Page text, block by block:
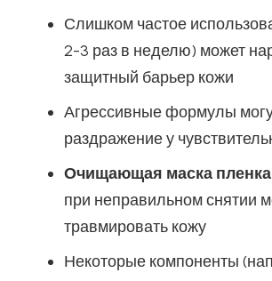
Слишком частое
2-3 раз в неделю) может
защитный барьер кожи
Агрессивные формулы
раздражение у
Очищающая маска
при неправильном снятии
травмировать кожу
Некоторые компоненты